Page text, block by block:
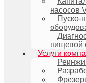
насосов
Пуско-
пищевой
Услуги